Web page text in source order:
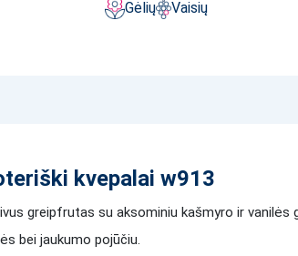
Gėlių Vaisių
kvepalai w913
greipfrutas su aksominiu kašmyro ir vanilės
bei jaukumo pojūčiu.